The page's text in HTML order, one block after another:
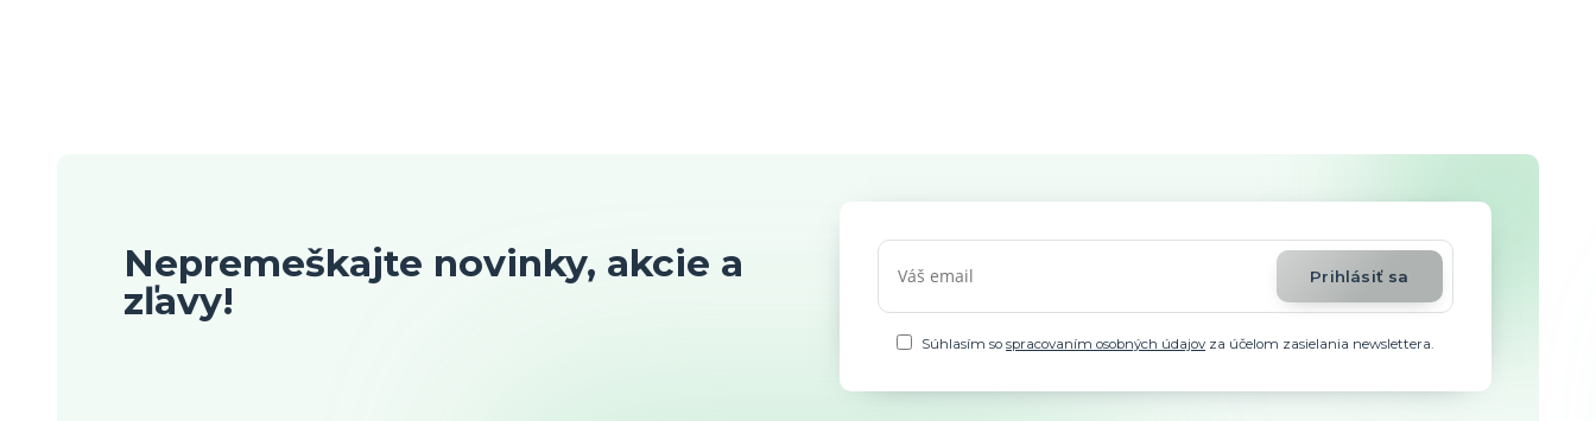
Nepremeškajte novinky, akcie a
zľavy!
Prihlásiť sa
Súhlasím sospracovaním osobných údajov za účelom zasielania newslettera.